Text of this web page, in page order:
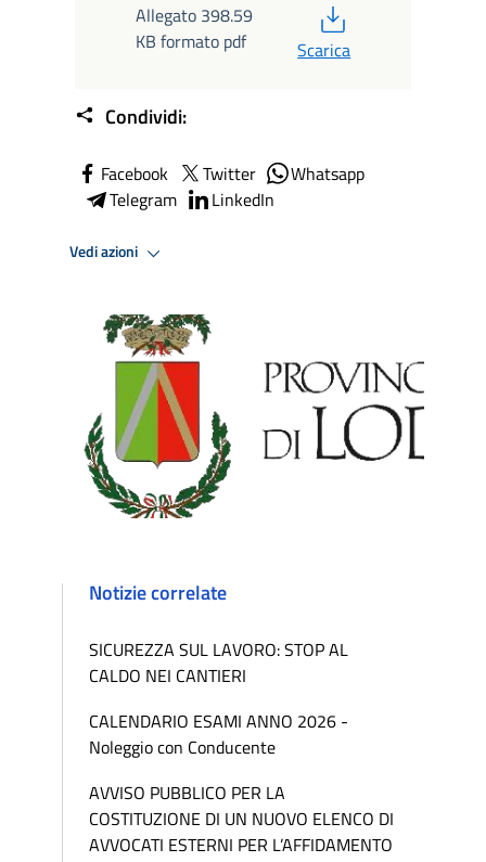
Allegato 398.59
KB formato pdf
Scarica
Condividi:
Facebook Twitter
Whatsapp
Telegram
LinkedIn
Vedi azioni
Notizie correlate
SICUREZZA SUL LAVORO: STOP AL
CALDO NEI CANTIERI
CALENDARIO ESAMI ANNO 2026 -
Noleggio con Conducente
AVVISO PUBBLICO PER LA
COSTITUZIONE DI UN NUOVO ELENCO DI
AVVOCATI ESTERNI PER L’AFFIDAMENTO